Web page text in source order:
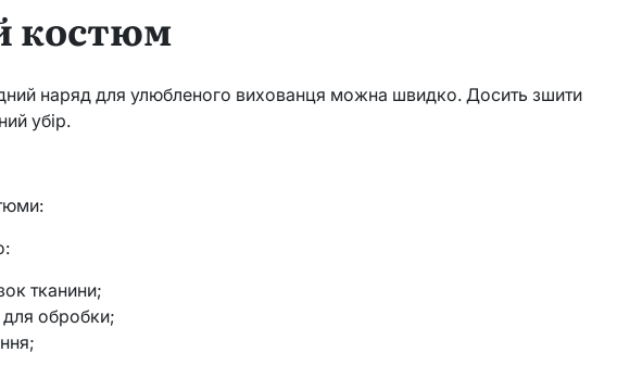
костюм
наряд для улюбленого вихованця можна швидко. Досить зшити
убір.
тканини;
обробки;